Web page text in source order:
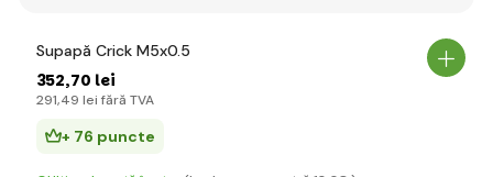
Supapă Crick M5x0.5
352,70 lei
291,49 lei fără TVA
+ 76 puncte